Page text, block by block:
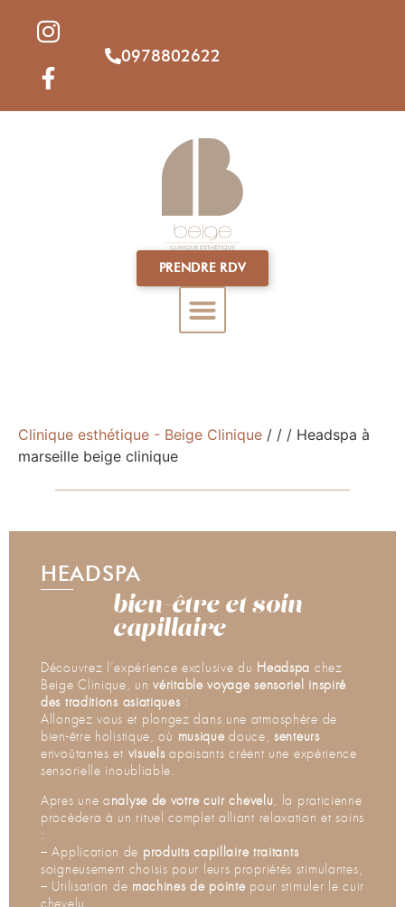
0978802622
PRENDRE RDV
Clinique esthétique - Beige Clinique / / / Headspa à
marseille beige clinique
HEADSPA
bien-être et soin
capillaire
Découvrez l’expérience exclusive du Headspa chez
Beige Clinique, unvéritable voyage sensoriel inspiré
des traditions asiatiques:
Allongez vous et plongez dans une atmosphère de
bien-être holistique, où musiquedouce,senteurs
envoûtantes et visuelsapaisants créent une expérience
sensorielle inoubliable.
Apres une analyse de votre cuir chevelu, la praticienne
procèdera à un rituel complet alliant relaxation et soins
:
– Application de produits capillaire traitants
soigneusement choisis pour leurs propriétés stimulantes,
– Utilisation de machines de pointepour stimuler le cuir
chevelu,